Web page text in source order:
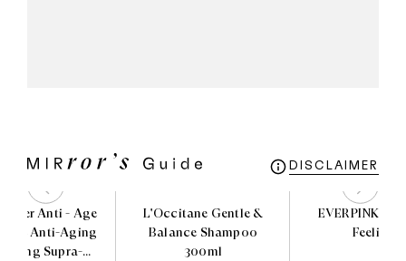
DISCLAIMER
Anti - Age
The Anti-Aging
Supra-
L'Occitane Gentle &
Balance Shampoo
300ml
EVERPINK
Feelings